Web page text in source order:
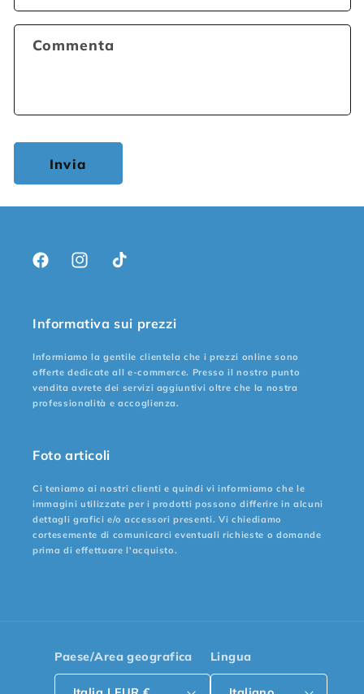
Commenta
Invia
FacebookInstagramTikTok
Informativa sui prezzi
Informiamo la gentile clientela che i prezzi online sono
offerte dedicate all e-commerce. Presso il nostro punto
vendita avrete dei servizi aggiuntivi oltre che la nostra
professionalità e accoglienza.
Foto articoli
Ci teniamo ai nostri clienti e quindi vi informiamo che le
immagini utilizzate per i prodotti possono differire in alcuni
dettagli grafici e/o accessori presenti. Vi chiediamo
cortesemente di comunicarci eventuali richieste o domande
prima di effettuare l'acquisto.
Paese/Area geografica Lingua